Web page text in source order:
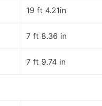
19 ft 4.21in
7 ft 8.36 in
7 ft 9.74 in